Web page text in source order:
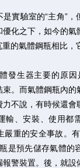
是實驗室的“主角”
化之下，如今的氣
的氣體鋼瓶相比，
生器主要的原因
。而氣體鋼瓶內的
不說，有時候還會
輸、安裝、使用都
嚴重的安全事故。
是預先儲存氣體的
警裝置。後，就設